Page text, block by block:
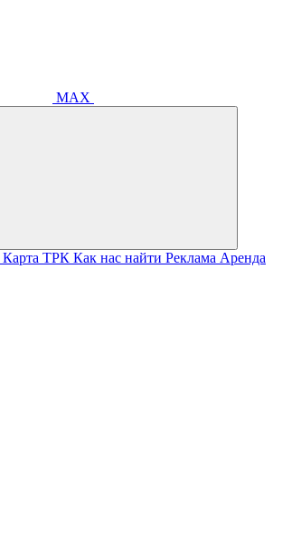
MAX
Карта ТРК Как нас найти Реклама Аренда